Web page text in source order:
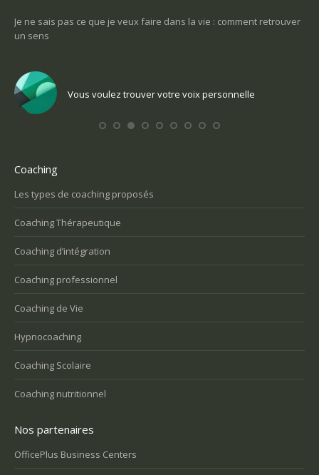
Je ne sais pas ce que je veux faire dans la vie : comment retrouver
un sens
Vous voulez trouver votre voix personnelle
Coaching
Les types de coaching proposés
Coaching Thérapeutique
Coaching d’intégration
Coaching professionnel
Coaching de Vie
Hypnocoaching
Coaching Scolaire
Coaching nutritionnel
Nos partenaires
OfficePlus Business Centers